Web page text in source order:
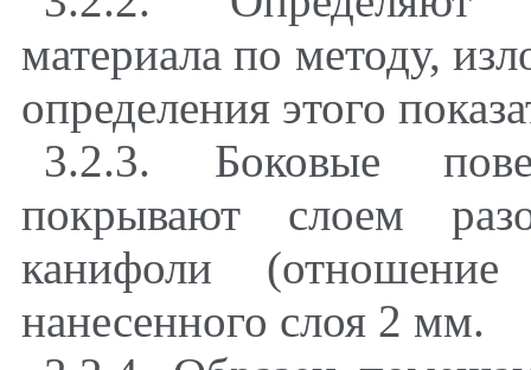
материала по методу,
определения этого
3.2.3. Боковые
покрывают слоем
канифоли
нанесенного слоя 2 мм.